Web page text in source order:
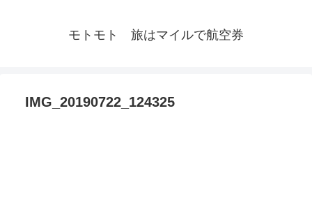
モトモト 旅はマイルで航空券
IMG_20190722_124325